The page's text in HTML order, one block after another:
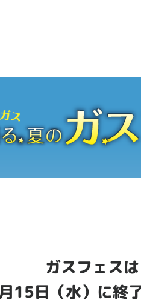
ガスフェスは
15日（水） に終